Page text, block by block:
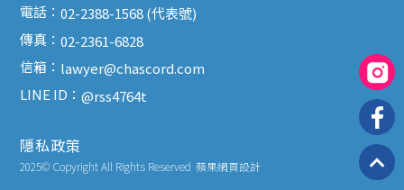
電話：02-2388-1568 (代表號)
傳真：02-2361-6828
信箱： lawyer@chascord.com
LINE ID：@rss4764t
隱私政策
2025© Copyright All Rights Reserved 蘋果網頁設計